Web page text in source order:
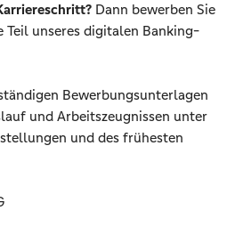
Dann bewerben Sie
Teil unseres digitalen Banking-
Bewerbungsunterlagen
und Arbeitszeugnissen unter
und des frühesten